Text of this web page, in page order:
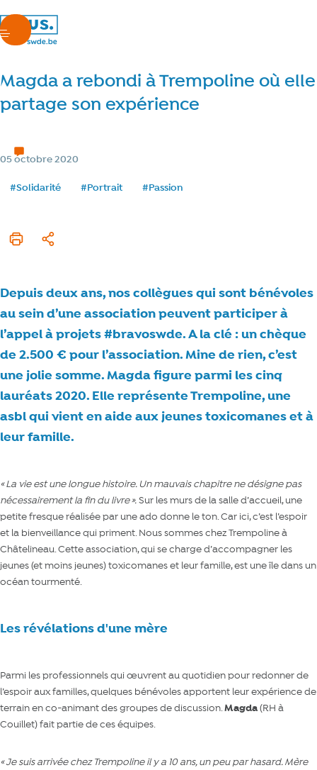
nous.swde
menu
Magda a rebondi à Trempoline où elle
partage son expérience
Catégorie
Date de publication
05 octobre 2020
Tags
#Solidarité #Portrait #Passion
Imprimer cet article
Partager
Depuis deux ans, nos collègues qui sont bénévoles
au sein d’une association peuvent participer à
l’appel à projets #bravoswde. A la clé : un chèque
de 2.500 € pour l’association. Mine de rien, c’est
une jolie somme. Magda figure parmi les cinq
lauréats 2020. Elle représente Trempoline, une
asbl qui vient en aide aux jeunes toxicomanes et à
leur famille.
« La vie est une longue histoire. Un mauvais chapitre ne désigne pas
nécessairement la fin du livre ».Sur les murs de la salle d’accueil, une
petite fresque réalisée par une ado donne le ton. Car ici, c’est l’espoir
et la bienveillance qui priment. Nous sommes chez Trempoline à
Châtelineau. Cette association, qui se charge d’accompagner les
jeunes (et moins jeunes) toxicomanes et leur famille, est une île dans un
océan tourmenté.
Les révélations d'une mère
Parmi les professionnels qui œuvrent au quotidien pour redonner de
l’espoir aux familles, quelques bénévoles apportent leur expérience de
terrain en co-animant des groupes de discussion.Magda(RH à
Couillet) fait partie de ces équipes.
«Je suis arrivée chez Trempoline il y a 10 ans, un peu par hasard. Mère